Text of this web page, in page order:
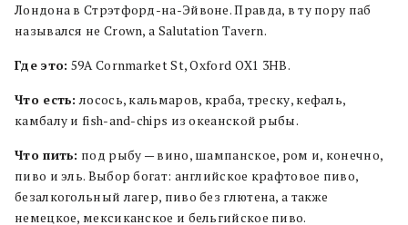
Лондона в Стрэтфорд-на-Эйвоне. Правда, в ту пору паб
назывался не Crown, а Salutation Tavern.
Где это: 59A Cornmarket St, Oxford OX1 3HB.
Что есть: лосось, кальмаров, краба, треску, кефаль,
камбалу и fish-and-chips из океанской рыбы.
Что пить: под рыбу — вино, шампанское, ром и, конечно,
пиво и эль. Выбор богат: английское крафтовое пиво,
безалкогольный лагер, пиво без глютена, а также
немецкое, мексиканское и бельгийское пиво.